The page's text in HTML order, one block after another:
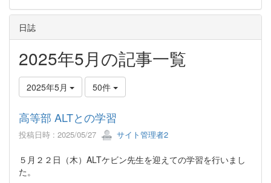
日誌
2025年5月の記事一覧
2025年5月 50件
高等部 ALTとの学習
投稿日時 : 2025/05/27 サイト管理者2
５月２２日（木）ALTケビン先生を迎えての学習を行いまし
た。